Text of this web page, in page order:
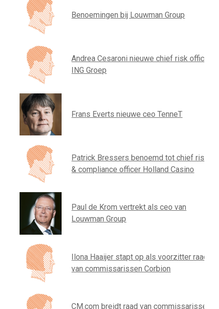
Benoemingen bij Louwman Group
Andrea Cesaroni nieuwe chief risk officer
ING Groep
Frans Everts nieuwe ceo TenneT
Patrick Bressers benoemd tot chief risk
& compliance officer Holland Casino
Paul de Krom vertrekt als ceo van
Louwman Group
Ilona Haaijer stapt op als voorzitter raad
van commissarissen Corbion
CM.com breidt raad van commissarissen